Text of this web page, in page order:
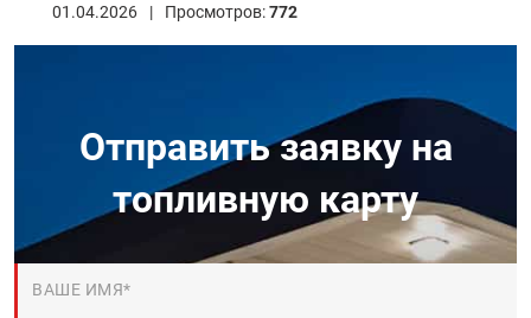
01.04.2026 | Просмотров:772
Отправить заявку на
топливную карту